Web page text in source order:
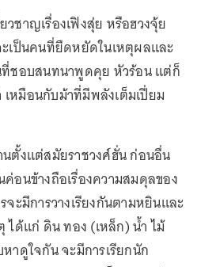
วชาญเรื่องเฟิงสุ่ย หรือฮวงจุ้ย
เป็นคนที่ยืดหยัดในเหตุผลและ
ชอบสนทนาพูดคุย หัวร้อน แต่ก็
หมือนกับม้าที่มีพลังเต็มเปี่ยม
ตั้งแต่สมัยราชวงศ์ฮั่น ก่อนอื่น
ค่อนข้างถือเรื่องความสมดุลของ
ะมีการวางเรียงกันตามหยินและ
ด้แก่ ดิน ทอง (เหล็ก) น้ำ ไม้
าดูใจกัน จะมีการเรียกนัก